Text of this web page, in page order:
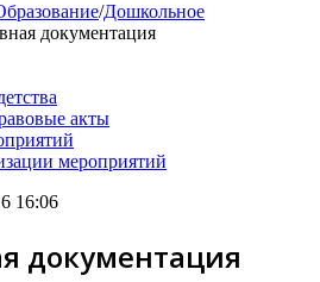
/Дошкольное
документация
акты
мероприятий
16:06
документация